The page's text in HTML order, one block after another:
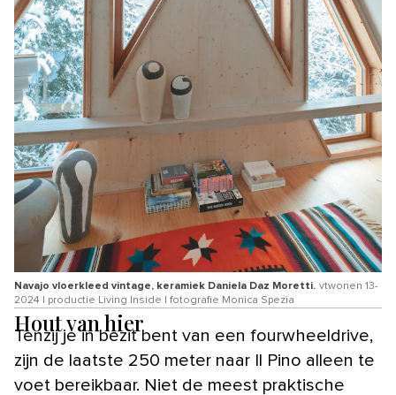
Navajo vloerkleed vintage, keramiek Daniela Daz Moretti. vtwonen 13-
2024 | productie Living Inside | fotografie Monica Spezia
Hout van hier
Tenzij je in bezit bent van een fourwheeldrive,
zijn de laatste 250 meter naar Il Pino alleen te
voet bereikbaar. Niet de meest praktische